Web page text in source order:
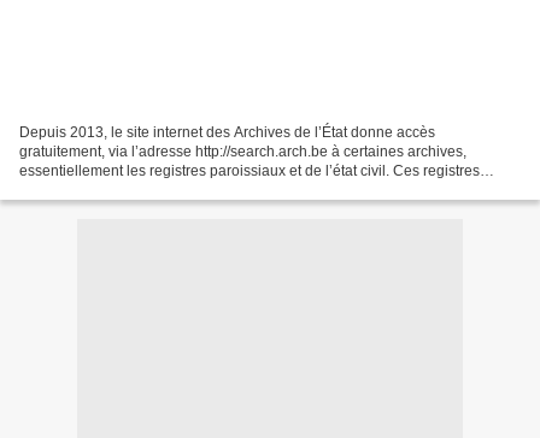
Depuis 2013, le site internet des Archives de l’État donne accès
gratuitement, via l’adresse http://search.arch.be à certaines archives,
essentiellement les registres paroissiaux et de l’état civil. Ces registres